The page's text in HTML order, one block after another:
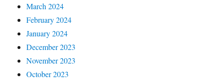
March 2024
February 2024
January 2024
December 2023
November 2023
October 2023